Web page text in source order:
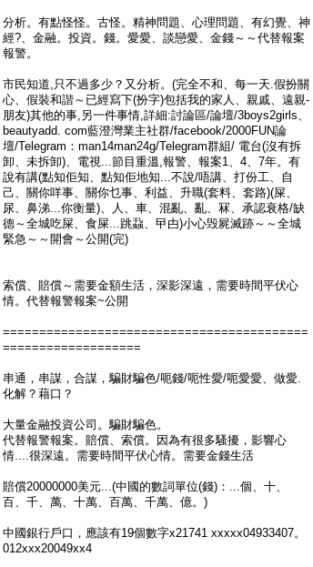
分析。有點怪怪。古怪。精神問題、心理問題、有幻覺、神
經?、金融。投資。錢。愛愛、談戀愛、金錢～～代替報案
報警。
市民知道,只不過多少？又分析。(完全不和、每一天.假扮關
心、假裝和諧～已經寫下(扮字)包括我的家人、親戚、遠親-
朋友)其他的事,另一件事情,詳細:討論區/論壇/3boys2girls、
beautyadd. com藍澄灣業主社群/facebook/2000FUN論
壇/Telegram：man14man24g/Telegram群組/ 電台(沒有拆
卸、未拆卸)、電視...節目重溫,報警、報案1、4、7年。有
說有講(點知佢知、點知佢地知...不說/唔講、打份工、自
己、關你咩事、關你乜事、利益、升職(套料、套路)(屎、
尿、鼻涕...你衡量)、人、車、混亂、亂、冧、承認衰格/缺
德～全城吃屎、食屎...跳蝨、曱甴)小心毁屍滅跡～～全城
緊急～～開會～公開(完)
索償、賠償～需要金額生活，深影深遠，需要時間平伏心
情。代替報警報案~公開
==========================================
===================
串通，串謀，合謀，騙財騙色/呃錢/呃性愛/呃愛愛、做愛.
化解？藉口？
大量金融投資公司。騙財騙色。
代替報警報案。賠償、索償。因為有很多騷擾，影響心
情....很深遠。需要時間平伏心情。需要金錢生活
賠償20000000美元...(中國的數詞單位(錢)：...個、十、
百、千、萬、十萬、百萬、千萬、億。)
中國銀行戶口，應該有19個數字x21741 xxxxx04933407。
012xxx20049xx4